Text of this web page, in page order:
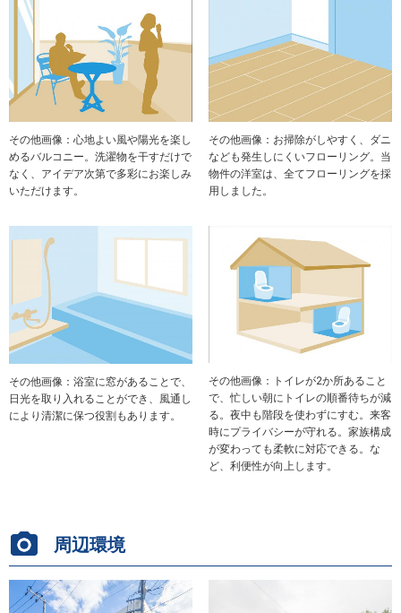
その他画像：心地よい風や陽光を楽し
めるバルコニー。洗濯物を干すだけで
なく、アイデア次第で多彩にお楽しみ
いただけます。
その他画像：お掃除がしやすく、ダニ
なども発生しにくいフローリング。当
物件の洋室は、全てフローリングを採
用しました。
その他画像：浴室に窓があることで、
日光を取り入れることができ、風通し
により清潔に保つ役割もあります。
その他画像：トイレが2か所あること
で、忙しい朝にトイレの順番待ちが減
る。夜中も階段を使わずにすむ。来客
時にプライバシーが守れる。家族構成
が変わっても柔軟に対応できる。な
ど、利便性が向上します。
周辺環境